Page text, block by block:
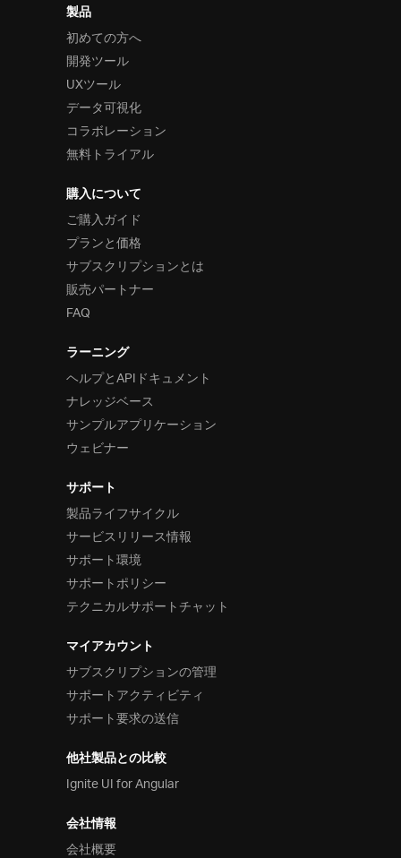
製品
初めての方へ
開発ツール
UXツール
データ可視化
コラボレーション
無料トライアル
購入について
ご購入ガイド
プランと価格
サブスクリプションとは
販売パートナー
FAQ
ラーニング
ヘルプとAPIドキュメント
ナレッジベース
サンプルアプリケーション
ウェビナー
サポート
製品ライフサイクル
サービスリリース情報
サポート環境
サポートポリシー
テクニカルサポートチャット
マイアカウント
サブスクリプションの管理
サポートアクティビティ
サポート要求の送信
他社製品との比較
Ignite UI for Angular
会社情報
会社概要